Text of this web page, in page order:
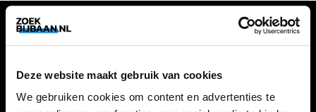
Deze website maakt gebruik van cookies
We gebruiken cookies om content en advertenties te
VACATURES
Alle vacatures